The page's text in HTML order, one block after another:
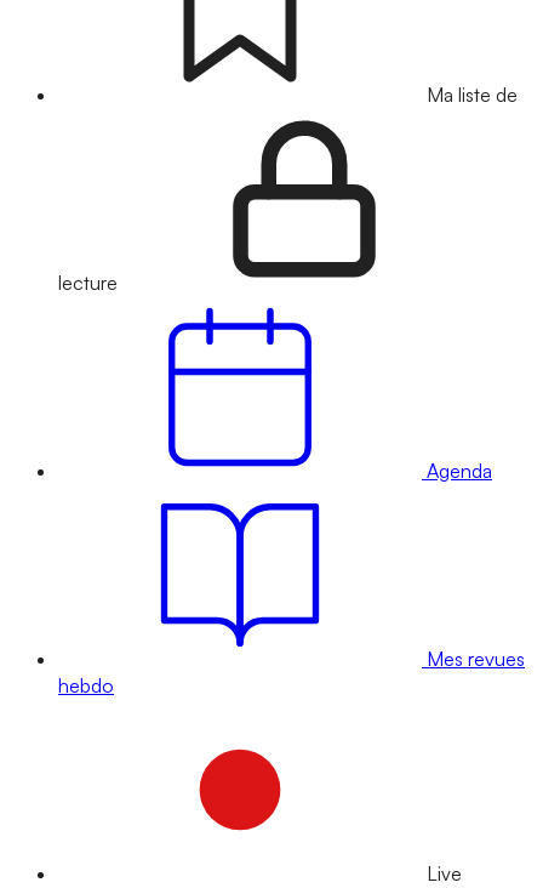
Ma liste de
lecture
Agenda
Mes revues
hebdo
Live